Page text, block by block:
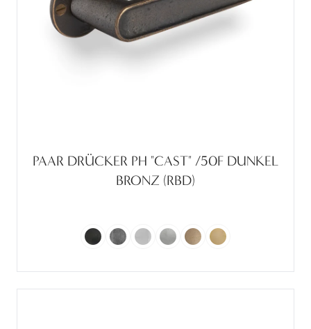
PAAR DRÜCKER PH "CAST" /50F DUNKEL
BRONZ (RBD)